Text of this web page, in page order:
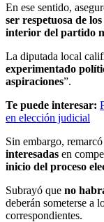
En ese sentido,
ser respetuosa de
interior del partido
La diputada local
experimentado
aspiraciones”.
Te puede interesar:
en elección judicial
Sin embargo,
interesadas en
inicio del proceso
Subrayó que no
deberán someterse a
correspondientes.